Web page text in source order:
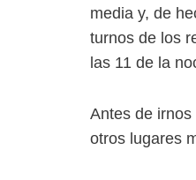
media y, de
turnos de los
las 11 de la
Antes de
otros lugares